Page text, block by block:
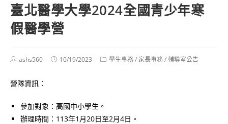
臺北醫學大學2024全國青少年寒
假醫學營
Postashs560
Post10/19/2023
Post學生事務/ 家長事務/輔導室公告
營隊資訊：
參加對象：高國中小學生。
辦理時間：113年1月20日至2月4日。